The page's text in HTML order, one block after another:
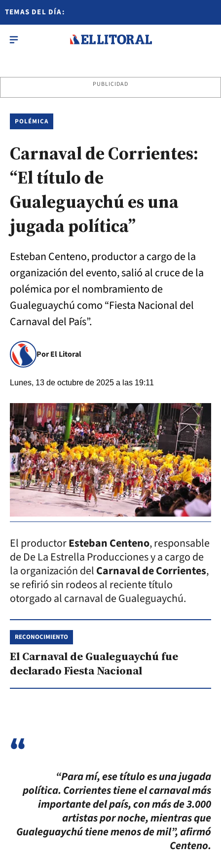
TEMAS DEL DÍA:
PUBLICIDAD
POLÉMICA
Carnaval de Corrientes:
“El título de
Gualeguaychú es una
jugada política”
Esteban Centeno, productor a cargo de la
organización del evento, salió al cruce de la
polémica por el nombramiento de
Gualeguaychú como “Fiesta Nacional del
Carnaval del País”.
Por El Litoral
Lunes, 13 de octubre de 2025 a las 19:11
El productorEsteban Centeno, responsable
de De La Estrella Producciones y a cargo de
la organización delCarnaval de Corrientes,
se refirió sin rodeos al reciente título
otorgado al carnaval de Gualeguaychú.
RECONOCIMIENTO
El Carnaval de Gualeguaychú fue
declarado Fiesta Nacional
“Para mí, ese título es una jugada
política. Corrientes tiene el carnaval más
importante del país, con más de 3.000
artistas por noche, mientras que
Gualeguaychú tiene menos de mil”, afirmó
Centeno.